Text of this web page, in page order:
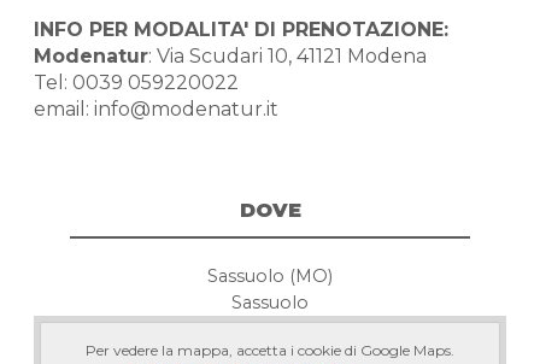
INFO PER MODALITA' DI PRENOTAZIONE:
Modenatur: Via Scudari 10, 41121 Modena
Tel: 0039 059220022
email: info@modenatur.it
DOVE
Sassuolo (MO)
Sassuolo
Per vedere la mappa, accetta i cookie di Google Maps.